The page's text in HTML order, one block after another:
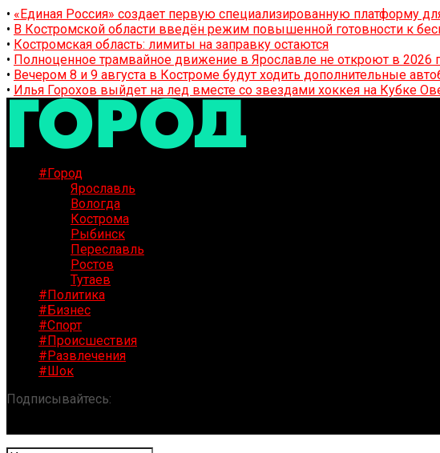
• «Единая Россия» создает первую специализированную платформу
• В Костромской области введён режим повышенной готовности к
• Костромская область: лимиты на заправку остаются
• Полноценное трамвайное движение в Ярославле не откроют в 2026
• Вечером 8 и 9 августа в Костроме будут ходить дополнительные
• Илья Горохов выйдет на лед вместе со звездами хоккея на Кубке
#Город
Ярославль
Вологда
Кострома
Рыбинск
Переславль
Ростов
Тутаев
#Политика
#Бизнес
#Спорт
#Происшествия
#Развлечения
#Шок
Подписывайтесь: